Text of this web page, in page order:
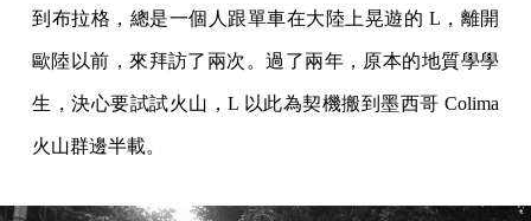
到布拉格，總是一個人跟單車在大陸上晃遊的 L，離開
歐陸以前，來拜訪了兩次。過了兩年，原本的地質學學
生，決心要試試火山，L 以此為契機搬到墨西哥 Colima
火山群邊半載。